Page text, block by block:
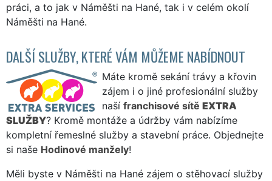
práci, a to jak v Náměšti na Hané, tak i v celém okolí
Náměšti na Hané.
DALŠÍ SLUŽBY, KTERÉ VÁM MŮŽEME NABÍDNOUT
Máte kromě sekání trávy a křovin
zájem i o jiné profesionální služby
naší franchisové sítě EXTRA
SLUŽBY? Kromě montáže a údržby vám nabízíme
kompletní řemeslné služby a stavební práce. Objednejte
si naše Hodinové manžely!
Měli byste v Náměšti na Hané zájem o stěhovací služby